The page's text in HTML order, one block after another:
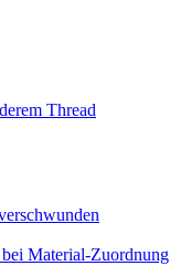
Thread
Material-Zuordnung